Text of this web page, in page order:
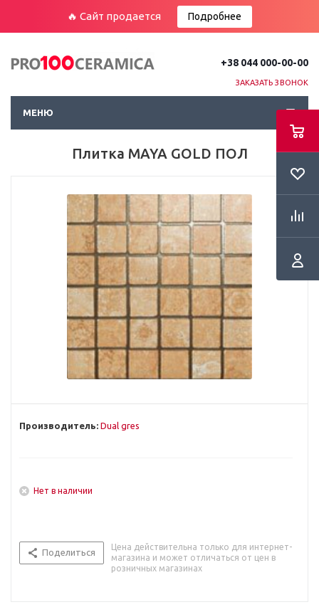
🔥 Сайт продается Подробнее
+38 044 000-00-00
ЗАКАЗАТЬ ЗВОНОК
МЕНЮ
Плитка MAYA GOLD ПОЛ
Производитель: Dual gres
Нет в наличии
Поделиться
Цена действительна только для интернет-
магазина и может отличаться от цен в
розничных магазинах